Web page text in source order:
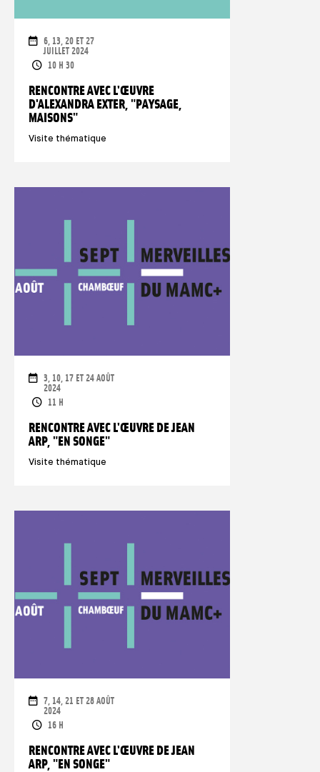
RENCONTRE AVEC L'ŒUVRE
D'ALEXANDRA EXTER, "PAYSAGE,
MAISONS"
Visite thématique
DATE
6, 13, 20 ET 27
JUILLET 2024
ORARI
10 H 30
RENCONTRE AVEC L'ŒUVRE DE JEAN
ARP, "EN SONGE"
Visite thématique
DATE
3, 10, 17 ET 24 AOÛT
2024
ORARI
11 H
RENCONTRE AVEC L'ŒUVRE DE JEAN
ARP, "EN SONGE"
DATE
7, 14, 21 ET 28 AOÛT
2024
ORARI
16 H